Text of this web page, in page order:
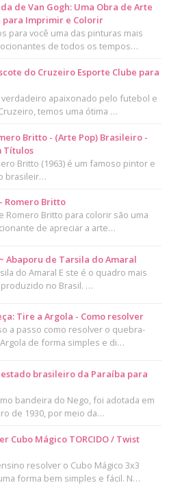
de Van Gogh: Uma Obra de Arte
para Imprimir e Colorir
para você uma das pinturas mais
de todos os tempos…
do Cruzeiro Esporte Clube para
verdadeiro apaixonado pelo futebol e
temos uma ótima …
Britto - (Arte Pop) Brasileiro -
Títulos
Britto (1963) é um famoso pintor e
brasileir…
Romero Britto
Romero Britto para colorir são uma
de apreciar a arte…
Abaporu de Tarsila do Amaral
do Amaral E ste é o quadro mais
no Brasil. …
Tire a Argola - Como resolver
a passo como resolver o quebra-
de forma simples e di…
brasileiro da Paraíba para
bandeira do Nego, foi adotada em
de 1930, por meio da…
Cubo Mágico TORCIDO / Twist
resolver o Cubo Mágico 3x3
forma bem simples e fácil. N…